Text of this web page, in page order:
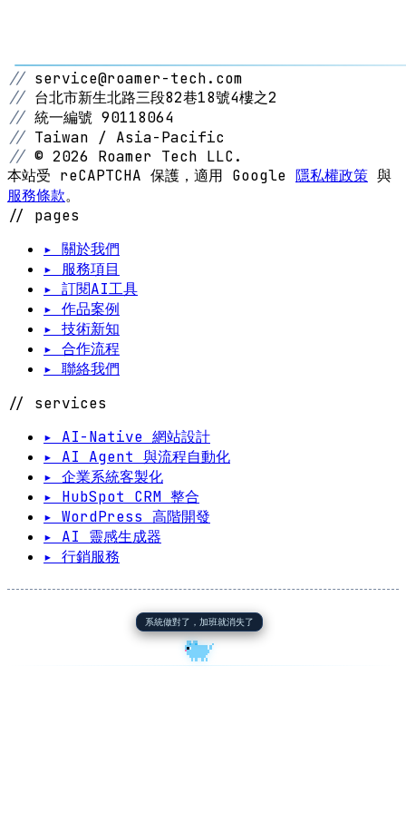
// service@roamer-tech.com
// 台北市新生北路三段82巷18號4樓之2
// 統一編號 90118064
// Taiwan / Asia-Pacific
// © 2026 Roamer Tech LLC.
本站受 reCAPTCHA 保護，適用 Google 隱私權政策 與
服務條款。
// pages
▸ 關於我們
▸ 服務項目
▸ 訂閱AI工具
▸ 作品案例
▸ 技術新知
▸ 合作流程
▸ 聯絡我們
// services
▸ AI-Native 網站設計
▸ AI Agent 與流程自動化
▸ 企業系統客製化
▸ HubSpot CRM 整合
▸ WordPress 高階開發
▸ AI 靈感生成器
▸ 行銷服務
系統做對了，加班就消失了